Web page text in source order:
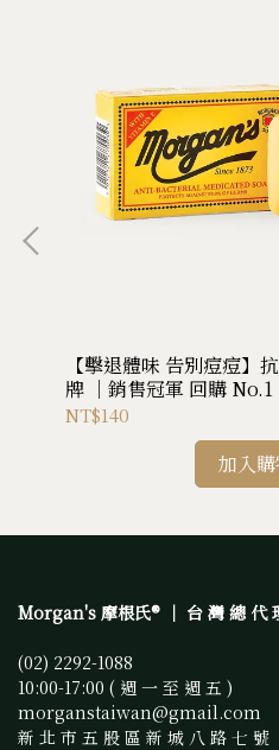
【擊退體味 告別痘痘】
牌 ｜銷售冠軍 回購 No.1
NT$140
加入
Morgan's 摩根氏® ｜ 台 灣 總 代
(02) 2292-1088
10:00-17:00 ( 週 一 至 週 五 )
morganstaiwan@gmail.com
新 北 市 五 股 區 新 城 八 路 七 號